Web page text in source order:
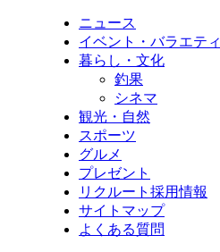
ニュース
イベント・バラエティ
暮らし・文化
釣果
シネマ
観光・自然
スポーツ
グルメ
プレゼント
リクルート採用情報
サイトマップ
よくある質問